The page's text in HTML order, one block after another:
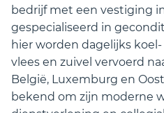
bedrijf met een vestiging
gespecialiseerd in
hier worden dagelijks
vlees en zuivel vervoerd
België, Luxemburg en
bekend om zijn moderne